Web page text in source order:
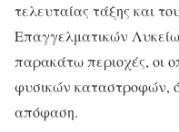
τελευταίας τάξης και
Επαγγελματικών
παρακάτω περιοχές, οι
φυσικών καταστροφών,
απόφαση.